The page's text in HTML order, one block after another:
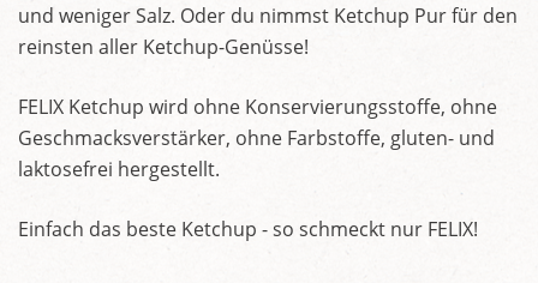
und weniger Salz. Oder du nimmst Ketchup Pur für den
reinsten aller Ketchup-Genüsse!
FELIX Ketchup wird ohne Konservierungsstoffe, ohne
Geschmacksverstärker, ohne Farbstoffe, gluten- und
laktosefrei hergestellt.
Einfach das beste Ketchup - so schmeckt nur FELIX!